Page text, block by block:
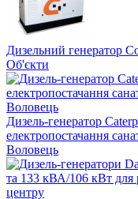
Дизельний генератор
Об'єкти
Дизель-генератор
електропостачання
Воловець